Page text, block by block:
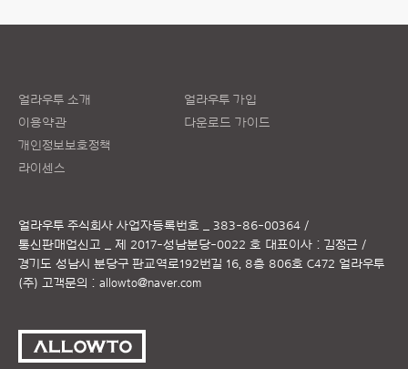
얼라우투 소개
이용약관
개인정보보호정책
라이센스
얼라우투 가입
다운로드 가이드
얼라우투 주식회사 사업자등록번호 _ 383-86-00364 /
통신판매업신고 _ 제 2017-성남분당-0022 호 대표이사 : 김정근 /
경기도 성남시 분당구 판교역로192번길 16, 8층 806호 C472 얼라우투
(주) 고객문의 : allowto@naver.com